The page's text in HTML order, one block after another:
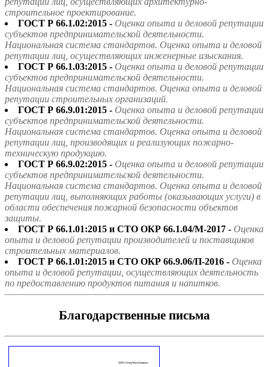
строительное проектирование.
ГОСТ Р 66.1.02:2015 - Оценка опыта и деловой репутации
субъектов предпринимательской деятельности.
Национальная система стандартов. Оценка опыта и деловой
репутации лиц, осуществляющих инженерные изыскания.
ГОСТ Р 66.1.03:2015 - Оценка опыта и деловой репутации
субъектов предпринимательской деятельности.
Национальная система стандартов. Оценка опыта и деловой
репутации строительных организаций.
ГОСТ Р 66.9.01:2015 - Оценка опыта и деловой репутации
субъектов предпринимательской деятельности.
Национальная система стандартов. Оценка опыта и деловой
репутации лиц, производящих и реализующих пожарно-
техническую продукцию.
ГОСТ Р 66.9.02:2015 - Оценка опыта и деловой репутации
субъектов предпринимательской деятельности.
Национальная система стандартов. Оценка опыта и деловой
репутации лиц, выполняющих работы (оказывающих услуги) в
области обеспечения пожарной безопасности объектов
защиты.
ГОСТ Р 66.1.01:2015 и СТО ОКР 66.1.04/М-2017 - Оценка
опыта и деловой репутации производителей и поставщиков
строительных материалов.
ГОСТ Р 66.1.01:2015 и СТО ОКР 66.9.06/П-2016 - Оценка
опыта и деловой репутации, осуществляющих деятельность
по предоставлению продуктов питания и напитков.
Благодарственные письма